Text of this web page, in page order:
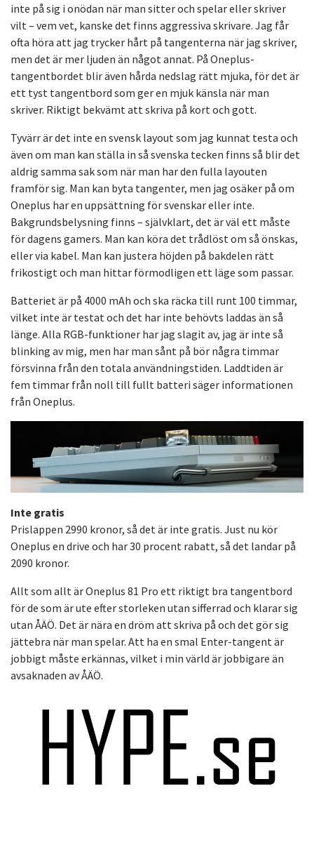
inte på sig i onödan när man sitter och spelar eller skriver
vilt – vem vet, kanske det finns aggressiva skrivare. Jag får
ofta höra att jag trycker hårt på tangenterna när jag skriver,
men det är mer ljuden än något annat. På Oneplus-
tangentbordet blir även hårda nedslag rätt mjuka, för det är
ett tyst tangentbord som ger en mjuk känsla när man
skriver. Riktigt bekvämt att skriva på kort och gott.
Tyvärr är det inte en svensk layout som jag kunnat testa och
även om man kan ställa in så svenska tecken finns så blir det
aldrig samma sak som när man har den fulla layouten
framför sig. Man kan byta tangenter, men jag osäker på om
Oneplus har en uppsättning för svenskar eller inte.
Bakgrundsbelysning finns – självklart, det är väl ett måste
för dagens gamers. Man kan köra det trådlöst om så önskas,
eller via kabel. Man kan justera höjden på bakdelen rätt
frikostigt och man hittar förmodligen ett läge som passar.
Batteriet är på 4000 mAh och ska räcka till runt 100 timmar,
vilket inte är testat och det har inte behövts laddas än så
länge. Alla RGB-funktioner har jag slagit av, jag är inte så
blinking av mig, men har man sånt på bör några timmar
försvinna från den totala användningstiden. Laddtiden är
fem timmar från noll till fullt batteri säger informationen
från Oneplus.
Inte gratis
Prislappen 2990 kronor, så det är inte gratis. Just nu kör
Oneplus en drive och har 30 procent rabatt, så det landar på
2090 kronor.
Allt som allt är Oneplus 81 Pro ett riktigt bra tangentbord
för de som är ute efter storleken utan sifferrad och klarar sig
utan ÅÄÖ. Det är nära en dröm att skriva på och det gör sig
jättebra när man spelar. Att ha en smal Enter-tangent är
jobbigt måste erkännas, vilket i min värld är jobbigare än
avsaknaden av ÅÄÖ.